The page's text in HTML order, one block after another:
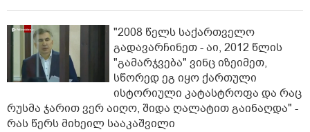
"2008 წელს საქართველო
გადავარჩინეთ - აი, 2012 წლის
"გამარჯვება" ვინც იზეიმეთ,
სწორედ ეგ იყო ქართული
ისტორიული კატასტროფა და რაც
რუსმა ჯარით ვერ აიღო, შიდა ღალატით გაინაღდა" -
რას წერს მიხეილ სააკაშვილი